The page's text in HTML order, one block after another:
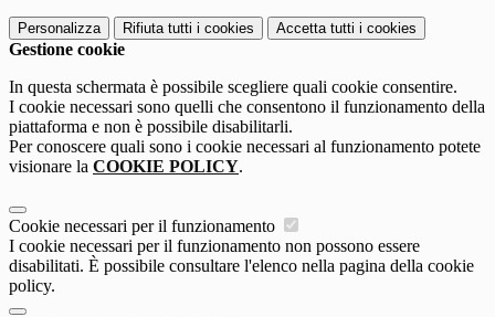
Personalizza Rifiuta tutti i cookies Accetta tutti i cookies
Gestione cookie
In questa schermata è possibile scegliere quali cookie consentire.
I cookie necessari sono quelli che consentono il funzionamento della
piattaforma e non è possibile disabilitarli.
Per conoscere quali sono i cookie necessari al funzionamento potete
visionare la COOKIE POLICY.
Cookie necessari per il funzionamento
I cookie necessari per il funzionamento non possono essere
disabilitati. È possibile consultare l'elenco nella pagina della cookie
policy.